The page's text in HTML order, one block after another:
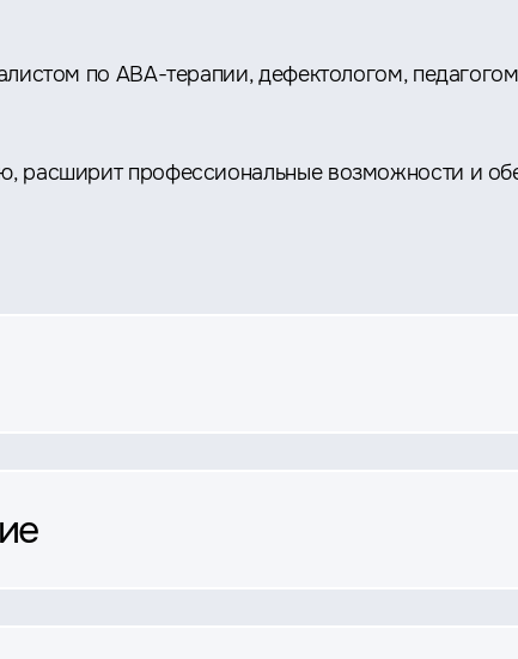
по АВА-терапии, дефектологом,
профессиональные возможности и